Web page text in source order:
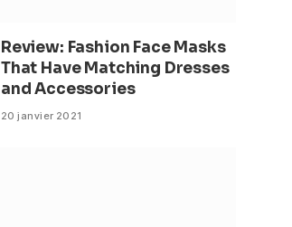
Review: Fashion Face Masks
That Have Matching Dresses
and Accessories
20 janvier 2021